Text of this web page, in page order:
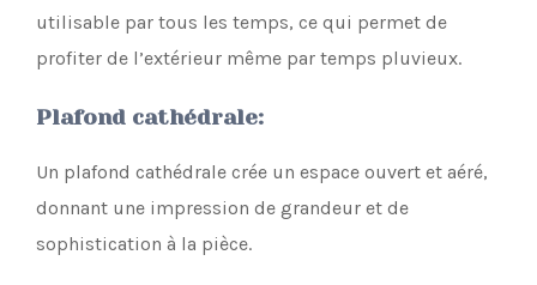
utilisable par tous les temps, ce qui permet de
profiter de l’extérieur même par temps pluvieux.
Plafond cathédrale:
Un plafond cathédrale crée un espace ouvert et aéré,
donnant une impression de grandeur et de
sophistication à la pièce.